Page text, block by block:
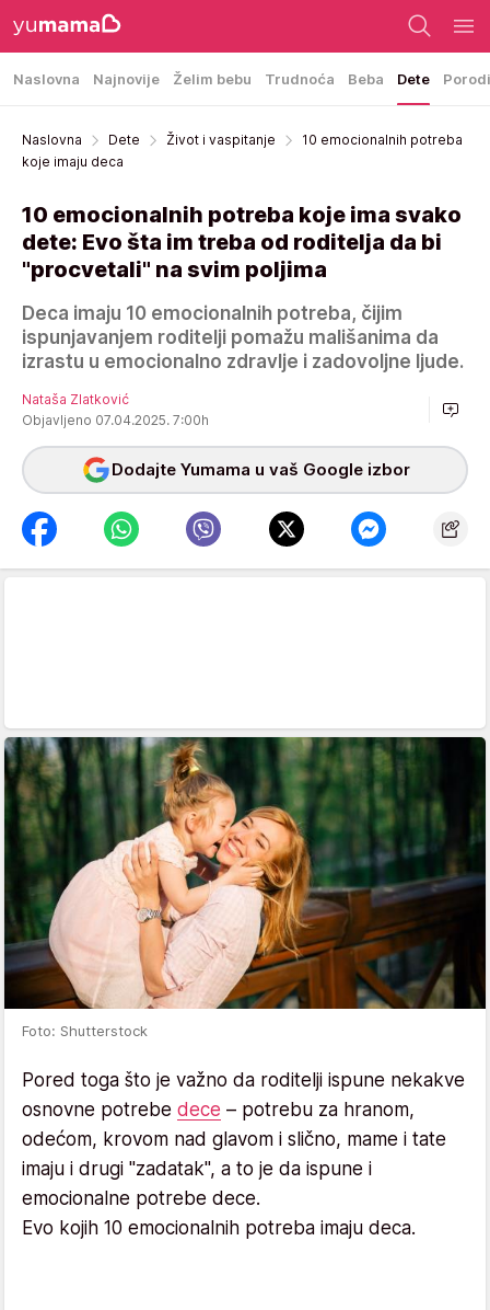
Naslovna Najnovije Želim bebu Trudnoća Beba Dete
Naslovna Dete Život i vaspitanje
10 emocionalnih potreba
koje imaju deca
10 emocionalnih potreba koje ima svako
dete: Evo šta im treba od roditelja da bi
"procvetali" na svim poljima
Deca imaju 10 emocionalnih potreba, čijim
ispunjavanjem roditelji pomažu mališanima da
izrastu u emocionalno zdravlje i zadovoljne ljude.
Nataša Zlatković
Objavljeno 07.04.2025. 7:00h
Dodajte Yumama u vaš Google izbor
Foto: Shutterstock
Pored toga što je važno da roditelji ispune nekakve
osnovne potrebe dece – potrebu za hranom,
odećom, krovom nad glavom i slično, mame i tate
imaju i drugi "zadatak", a to je da ispune i
emocionalne potrebe dece.
Evo kojih 10 emocionalnih potreba imaju deca.